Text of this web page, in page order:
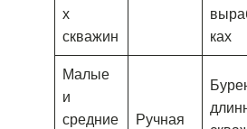
х
скважин
ках
Малые
и
средние
Ручная